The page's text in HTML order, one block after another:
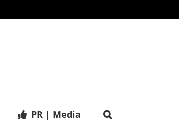
PR | Media